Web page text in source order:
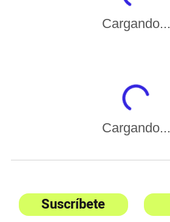
Cargando...
Cargando...
Suscríbete